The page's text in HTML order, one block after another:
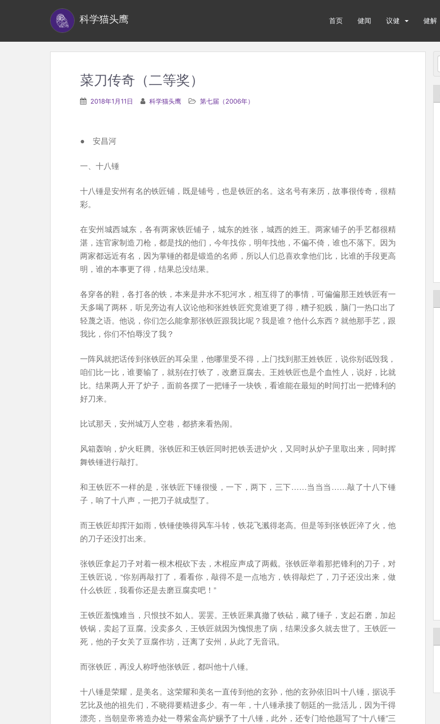
科学猫头鹰 首页 健闻 议健 健解
菜刀传奇（二等奖）
2018年1月11日 科学猫头鹰 第七届（2006年）
● 安昌河
一、十八锤
十八锤是安州有名的铁匠铺，既是铺号，也是铁匠的名。这名号有来历，故事很传奇，很精
彩。
在安州城西城东，各有两家铁匠铺子，城东的姓张，城西的姓王。两家铺子的手艺都很精
湛，连官家制造刀枪，都是找的他们，今年找你，明年找他，不偏不倚，谁也不落下。因为
两家都远近有名，因为掌锤的都是锻造的名师，所以人们总喜欢拿他们比，比谁的手段更高
明，谁的本事更了得，结果总没结果。
各穿各的鞋，各打各的铁，本来是井水不犯河水，相互得了的事情，可偏偏那王姓铁匠有一
天多喝了两杯，听见旁边有人议论他和张姓铁匠究竟谁更了得，糟子犯贱，脑门一热口出了
轻蔑之语。他说，你们怎么能拿那张铁匠跟我比呢？我是谁？他什么东西？就他那手艺，跟
我比，你们不怕辱没了我？
一阵风就把话传到张铁匠的耳朵里，他哪里受不得，上门找到那王姓铁匠，说你别诋毁我，
咱们比一比，谁要输了，就别在打铁了，改磨豆腐去。王姓铁匠也是个血性人，说好，比就
比。结果两人开了炉子，面前各摆了一把锤子一块铁，看谁能在最短的时间打出一把锋利的
好刀来。
比试那天，安州城万人空巷，都挤来看热闹。
风箱轰响，炉火旺腾。张铁匠和王铁匠同时把铁丢进炉火，又同时从炉子里取出来，同时挥
舞铁锤进行敲打。
和王铁匠不一样的是，张铁匠下锤很慢，一下，两下，三下……当当当……敲了十八下锤
子，响了十八声，一把刀子就成型了。
而王铁匠却挥汗如雨，铁锤使唤得风车斗转，铁花飞溅得老高。但是等到张铁匠淬了火，他
的刀子还没打出来。
张铁匠拿起刀子对着一根木棍砍下去，木棍应声成了两截。张铁匠举着那把锋利的刀子，对
王铁匠说，“你别再敲打了，看看你，敲得不是一点地方，铁得敲烂了，刀子还没出来，做
什么铁匠，我看你还是去磨豆腐卖吧！”
王铁匠羞愧难当，只恨技不如人。罢罢。王铁匠果真撤了铁砧，藏了锤子，支起石磨，加起
铁锅，卖起了豆腐。没卖多久，王铁匠就因为愧恨患了病，结果没多久就去世了。王铁匠一
死，他的子女关了豆腐作坊，迁离了安州，从此了无音讯。
而张铁匠，再没人称呼他张铁匠，都叫他十八锤。
十八锤是荣耀，是美名。这荣耀和美名一直传到他的玄孙，他的玄孙依旧叫十八锤，据说手
艺比及他的祖先们，不晓得要精进多少。有一年，十八锤承接了朝廷的一批活儿，因为干得
漂亮，当朝皇帝将造办处一尊紫金高炉赐予了十八锤，此外，还专门给他题写了“十八锤”三